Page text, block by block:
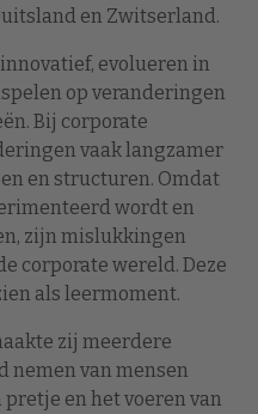
en Zwitserland.
evolueren in
op veranderingen
Bij corporate
vaak langzamer
en structuren. Omdat
wordt en
zijn mislukkingen
corporate wereld. Deze
als leermoment.
zij meerdere
nemen van mensen
en het voeren van